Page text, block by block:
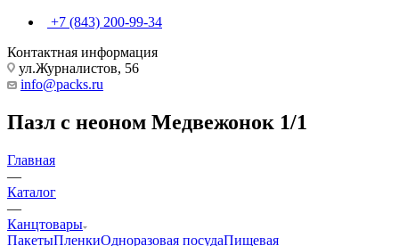
+7 (843) 200-99-34
Контактная информация
ул.Журналистов, 56
info@packs.ru
Пазл с неоном Медвежонок 1/1
Главная
—
Каталог
—
Канцтовары
ПакетыПленкиОдноразовая посудаПищевая